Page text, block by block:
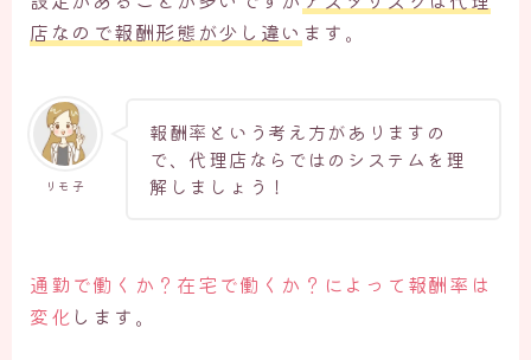
店なので報酬形態が少し違い ます。
リモ子
報酬率という考え方がありますの
で、代理店ならではのシステムを理
解しましょう！
通勤で働くか？在宅で働くか？によって報酬率は
変化 します。